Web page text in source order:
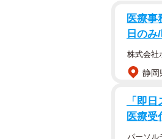
ママの姉夫
抱っこさ
2024年1
（
医療事
日のみ
株式会社
静岡
「即
医療受
パーソル